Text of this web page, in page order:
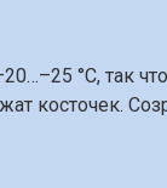
°C, так
косточек.